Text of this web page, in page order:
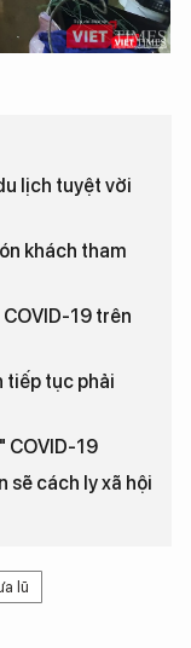
lịch tuyệt vời
khách tham
19 trên
tiếp tục phải
COVID-19
sẽ cách ly xã hội
lũ